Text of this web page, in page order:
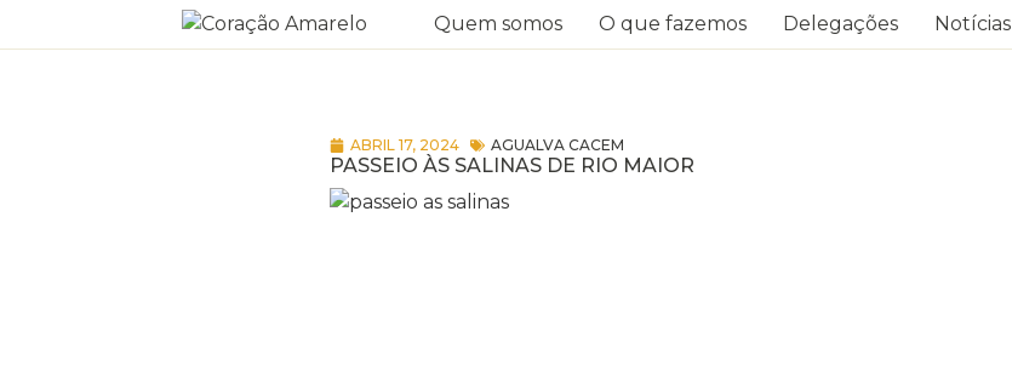
Quem somos O que fazemos Delegações Notícias
ABRIL 17, 2024 AGUALVA CACEM
PASSEIO ÀS SALINAS DE RIO MAIOR